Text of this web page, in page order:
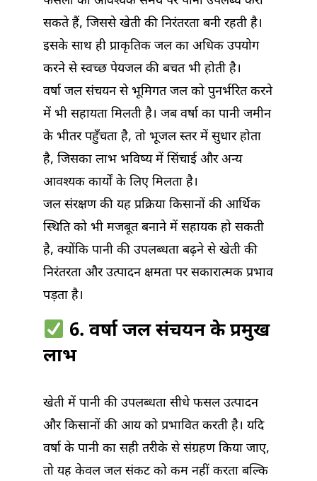
सकते हैं, जिससे खेती की निरंतरता बनी रहती है।
इसके साथ ही प्राकृतिक जल का अधिक उपयोग
करने से स्वच्छ पेयजल की बचत भी होती है।
वर्षा जल संचयन से भूमिगत जल को पुनर्भरित करने
में भी सहायता मिलती है। जब वर्षा का पानी जमीन
के भीतर पहुँचता है, तो भूजल स्तर में सुधार होता
है, जिसका लाभ भविष्य में सिंचाई और अन्य
आवश्यक कार्यों के लिए मिलता है।
जल संरक्षण की यह प्रक्रिया किसानों की आर्थिक
स्थिति को भी मजबूत बनाने में सहायक हो सकती
है, क्योंकि पानी की उपलब्धता बढ़ने से खेती की
निरंतरता और उत्पादन क्षमता पर सकारात्मक प्रभाव
पड़ता है।
6. वर्षा जल संचयन के प्रमुख
लाभ
खेती में पानी की उपलब्धता सीधे फसल उत्पादन
और किसानों की आय को प्रभावित करती है। यदि
वर्षा के पानी का सही तरीके से संग्रहण किया जाए,
तो यह केवल जल संकट को कम नहीं करता बल्कि